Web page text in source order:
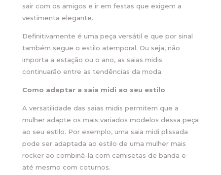
sair com os amigos e ir em festas que exigem a
vestimenta elegante.
Definitivamente é uma peça versátil e que por sinal
também segue o estilo atemporal. Ou seja, não
importa a estação ou o ano, as saias midis
continuarão entre as tendências da moda.
Como adaptar a saia midi ao seu estilo
A versatilidade das saias midis permitem que a
mulher adapte os mais variados modelos dessa peça
ao seu estilo. Por exemplo, uma saia midi plissada
pode ser adaptada ao estilo de uma mulher mais
rocker ao combiná-la com camisetas de banda e
até mesmo com coturnos.